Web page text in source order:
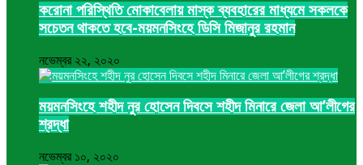
করোনা পরিস্থিতি মোকাবেলায় মাস্ক ব্যবহারের মাধ্যমে সকলকে
সচেতন থাকতে হবে-ময়মনসিংহে ডিসি মিজানুর রহমান
নভেম্বর ২২, ২০২০
ময়মনসিংহে শহীদ নুর হোসেন দিবসে শহীদ মিনারে জেলা আ’লীগের
শ্রদ্ধা
নভেম্বর ১০, ২০২০